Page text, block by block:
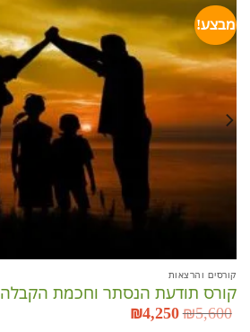
מבצע!
קורסים והרצאות
קורס תודעת הנסתר וחכמת הקבלה
₪5,600 המחיר
המקורי₪4,250